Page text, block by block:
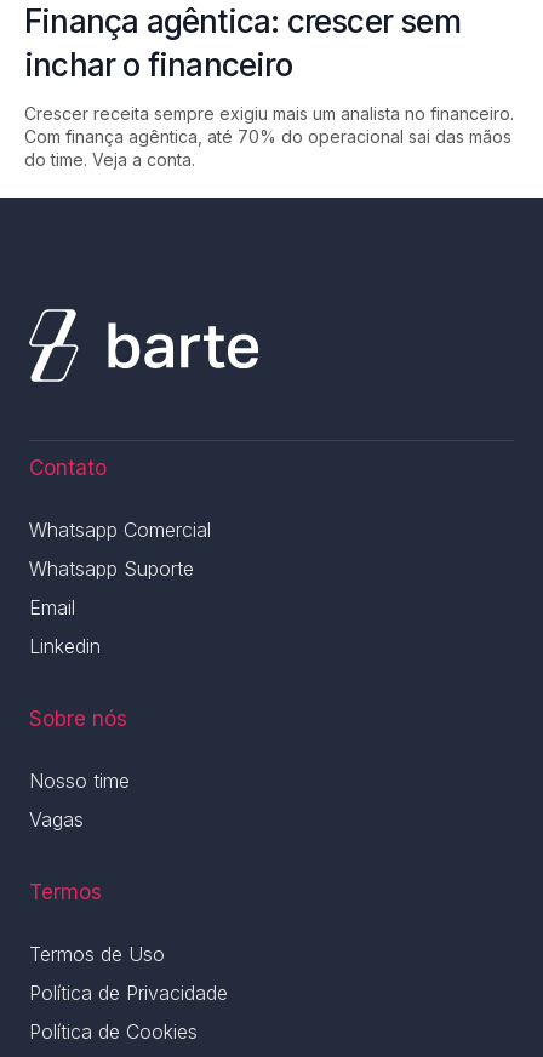
Finança agêntica: crescer sem
inchar o financeiro
Crescer receita sempre exigiu mais um analista no financeiro.
Com finança agêntica, até 70% do operacional sai das mãos
do time. Veja a conta.
Contato
Whatsapp Comercial
Whatsapp Suporte
Email
Linkedin
Sobre nós
Nosso time
Vagas
Termos
Termos de Uso
Política de Privacidade
Política de Cookies